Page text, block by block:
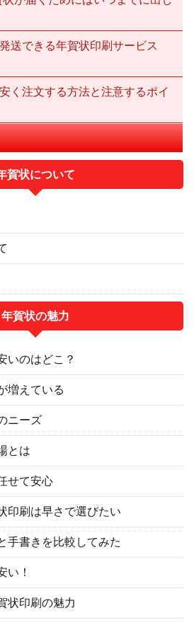
送できる年賀状印刷サービス
く注文する方法と注意するポイ
賀状について
年賀状の魅力
いのはどこ？
増えている
ニーズ
とは
せて安心
印刷は早さで選びたい
手書きを比較してみた
い！
状印刷の魅力